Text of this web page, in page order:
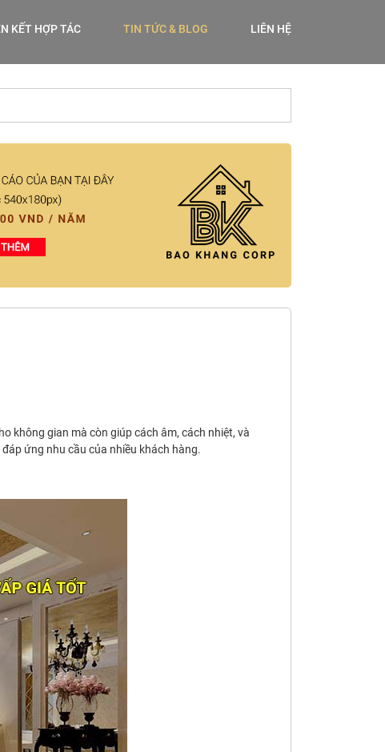
KẾT HỢP TÁC TIN TỨC & BLOG LIÊN HỆ
không gian mà còn giúp cách âm, cách nhiệt, và
ứng nhu cầu của nhiều khách hàng.